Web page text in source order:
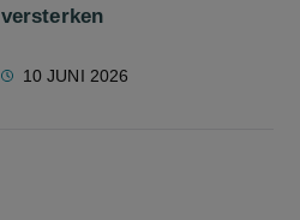
versterken
10 JUNI 2026